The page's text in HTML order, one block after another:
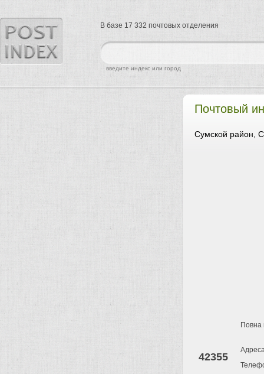
Почтовый
Сумской район,
42355
Повна
найти
введите индекс или город
В базе 17 332 почтовых отделения